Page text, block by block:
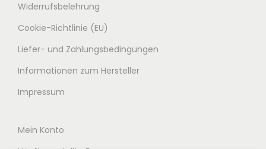
Widerrufsbelehrung
Cookie-Richtlinie (EU)
Liefer- und Zahlungsbedingungen
Informationen zum Hersteller
Impressum
Mein Konto